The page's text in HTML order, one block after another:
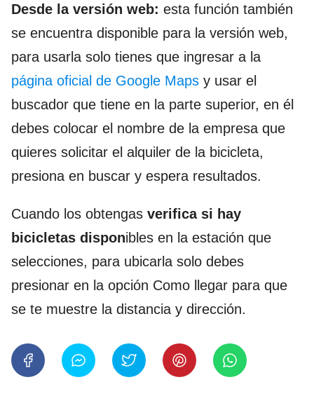
Desde la versión web: esta función también
se encuentra disponible para la versión web,
para usarla solo tienes que ingresar a la
página oficial de Google Maps y usar el
buscador que tiene en la parte superior, en él
debes colocar el nombre de la empresa que
quieres solicitar el alquiler de la bicicleta,
presiona en buscar y espera resultados.
Cuando los obtengas verifica si hay
bicicletas disponibles en la estación que
selecciones, para ubicarla solo debes
presionar en la opción Como llegar para que
se te muestre la distancia y dirección.